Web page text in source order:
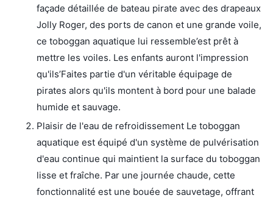
façade détaillée de bateau pirate avec des drapeaux
Jolly Roger, des ports de canon et une grande voile,
ce toboggan aquatique lui ressemble’est prêt à
mettre les voiles. Les enfants auront l'impression
qu'ils’Faites partie d'un véritable équipage de
pirates alors qu'ils montent à bord pour une balade
humide et sauvage.
Plaisir de l'eau de refroidissement Le toboggan
aquatique est équipé d'un système de pulvérisation
d'eau continue qui maintient la surface du toboggan
lisse et fraîche. Par une journée chaude, cette
fonctionnalité est une bouée de sauvetage, offrant